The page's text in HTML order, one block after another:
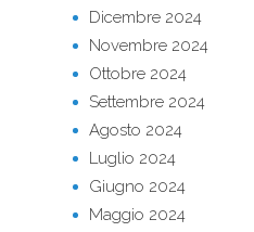
Dicembre 2024
Novembre 2024
Ottobre 2024
Settembre 2024
Agosto 2024
Luglio 2024
Giugno 2024
Maggio 2024